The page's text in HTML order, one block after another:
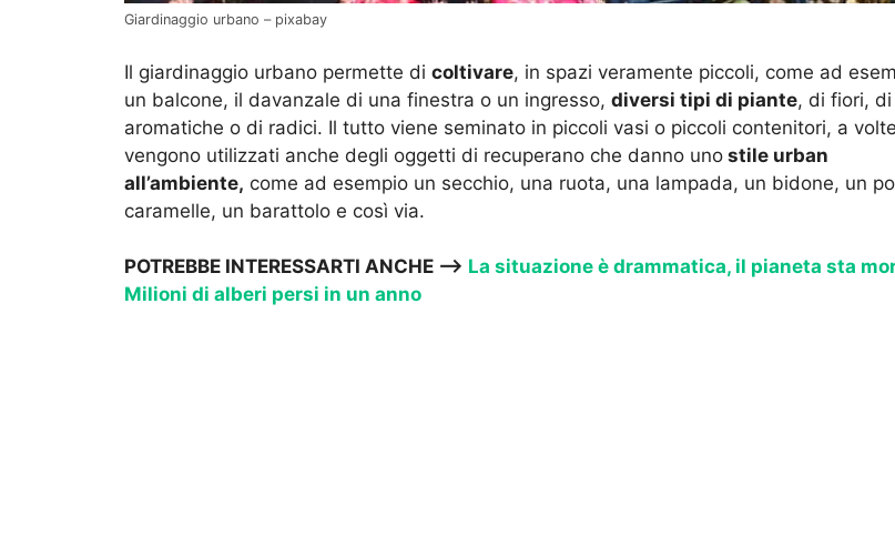
Giardinaggio urbano – pixabay
Il giardinaggio urbano permette di coltivare, in spazi veramente piccoli, come ad
un balcone, il davanzale di una finestra o un ingresso, diversi tipi di piante, di fiori,
aromatiche o di radici. Il tutto viene seminato in piccoli vasi o piccoli contenitori, a volte
vengono utilizzati anche degli oggetti di recuperano che danno uno stile urban
all’ambiente, come ad esempio un secchio, una ruota, una lampada, un bidone, un
caramelle, un barattolo e così via.
POTREBBE INTERESSARTI ANCHE —> La situazione è drammatica, il pianeta sta
Milioni di alberi persi in un anno